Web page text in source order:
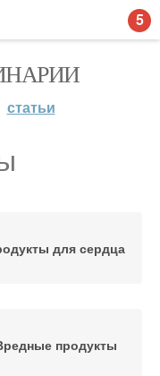
статьи
для сердца
продукты
5